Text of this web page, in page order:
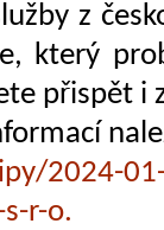
z
který
přispět i
2024-
r-o.